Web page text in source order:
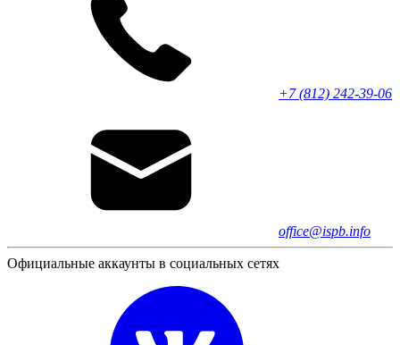
+7 (812) 242-39-06
office@ispb.info
Официальные аккаунты в социальных сетях